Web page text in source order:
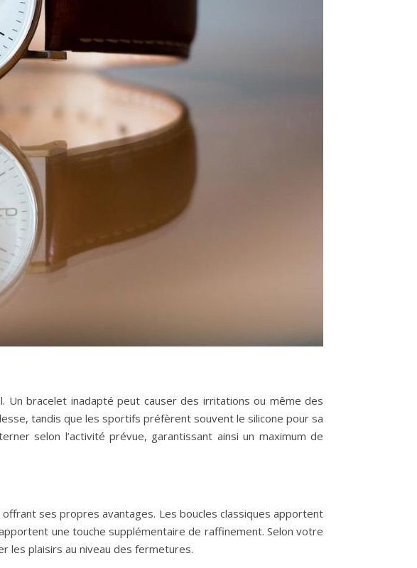
Un bracelet inadapté peut causer des irritations ou même des
tandis que les sportifs préfèrent souvent le silicone pour sa
selon l’activité prévue, garantissant ainsi un maximum de
ses propres avantages. Les boucles classiques apportent
une touche supplémentaire de raffinement. Selon votre
les plaisirs au niveau des fermetures.